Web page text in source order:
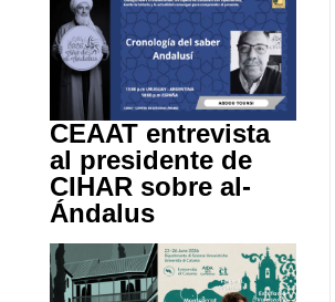
CEAAT entrevista
al presidente de
CIHAR sobre al-
Ándalus